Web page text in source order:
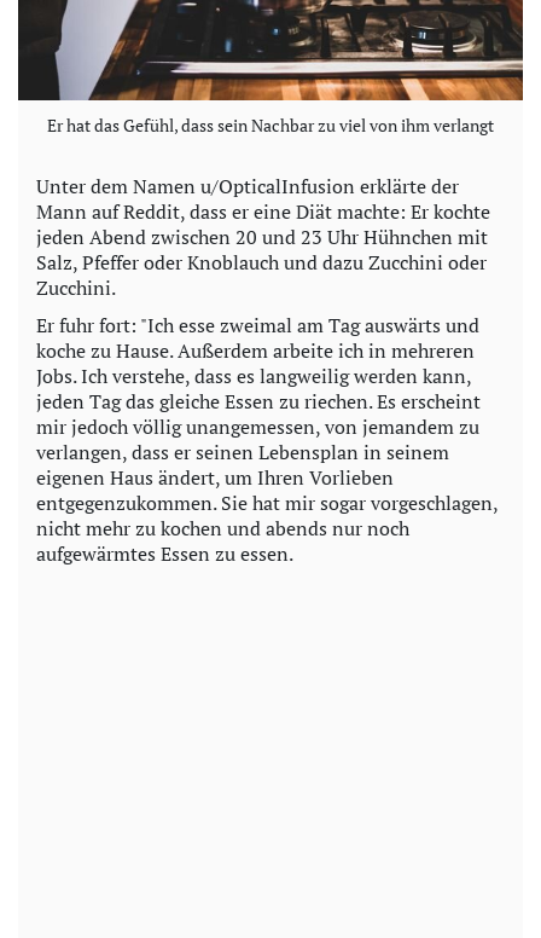
Er hat das Gefühl, dass sein Nachbar zu viel von ihm verlangt
Unter dem Namen u/OpticalInfusion erklärte der
Mann auf Reddit, dass er eine Diät machte: Er kochte
jeden Abend zwischen 20 und 23 Uhr Hühnchen mit
Salz, Pfeffer oder Knoblauch und dazu Zucchini oder
Zucchini.
Er fuhr fort: "Ich esse zweimal am Tag auswärts und
koche zu Hause. Außerdem arbeite ich in mehreren
Jobs. Ich verstehe, dass es langweilig werden kann,
jeden Tag das gleiche Essen zu riechen. Es erscheint
mir jedoch völlig unangemessen, von jemandem zu
verlangen, dass er seinen Lebensplan in seinem
eigenen Haus ändert, um Ihren Vorlieben
entgegenzukommen. Sie hat mir sogar vorgeschlagen,
nicht mehr zu kochen und abends nur noch
aufgewärmtes Essen zu essen.